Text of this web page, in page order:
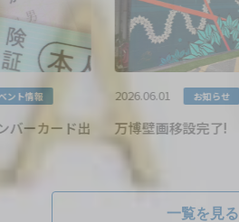
航空券とホテルを同時予約
「ダイナミックパッケージ」はこちら
情報
カード出
2026.06.01 お知らせ
万博壁画移設完了!
一覧を見る